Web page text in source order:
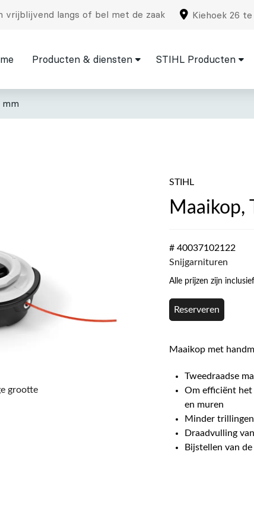
vrijblijvend langs of bel met de zaak Kiehoek 26
Producten & diensten STIHL Producten
mm
grootte
STIHL
Maaikop,
# 40037102122
Snijgarnituren
Alle prijzen zijn
Reserveren
Maaikop met
Tweedraadse
Om efficiënt het
en muren
Minder
Draadvulling
Bijstellen van